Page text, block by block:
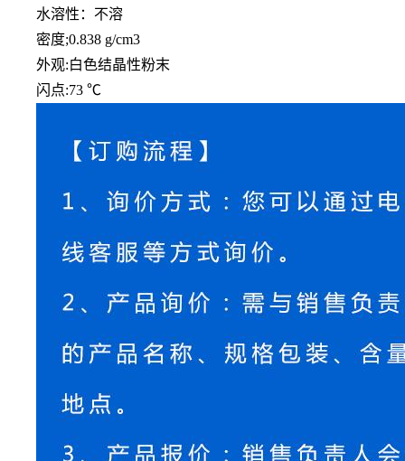
水溶性：不溶
密度;0.838 g/cm3
外观:白色结晶性粉末
闪点:73 ℃